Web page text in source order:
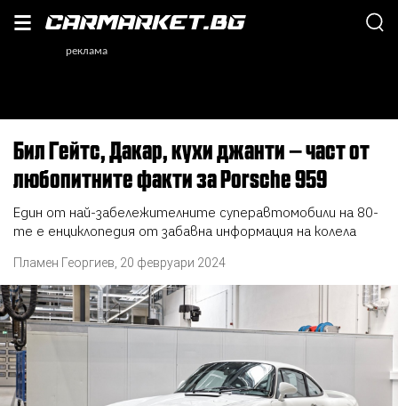
Бил Гейтс, Дакар, кухи джанти – част от
любопитните факти за Porsche 959
Един от най-забележителните суперавтомобили на 80-
те е енциклопедия от забавна информация на колела
Пламен Георгиев 20 февруари 2024